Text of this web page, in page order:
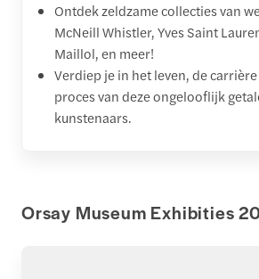
Ontdek zeldzame collecties van
McNeill Whistler, Yves Saint
Maillol, en meer!
Verdiep je in het leven, de
proces van deze ongelooflijk
kunstenaars.
Orsay Museum Exhibities